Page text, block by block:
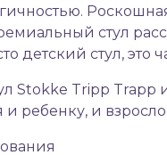
стул
детский стул,
Stokke Tripp Trapp
и ребенку, и